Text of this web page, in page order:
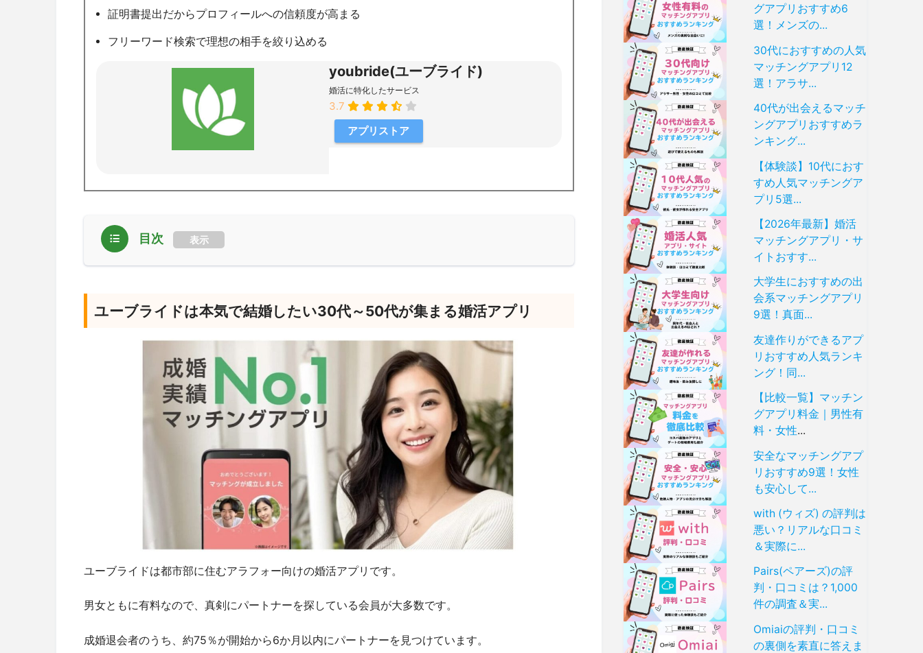
証明書提出だからプロフィールへの信頼度が高まる
フリーワード検索で理想の相手を絞り込める
youbride(ユーブライド)
婚活に特化したサービス
3.7
アプリストア
目次 表示
ユーブライドは本気で結婚したい30代～50代が集まる婚活アプリ
ユーブライドは都市部に住むアラフォー向けの婚活アプリです。
男女ともに有料なので、真剣にパートナーを探している会員が大多数です。
成婚退会者のうち、約75％が開始から6か月以内にパートナーを見つけています。
グアプリおすすめ6
選！メンズの...
30代におすすめの人気
マッチングアプリ12
選！アラサ...
40代が出会えるマッチ
ングアプリおすすめラ
ンキング...
【体験談】10代におす
すめ人気マッチングア
プリ5選...
【2026年最新】婚活
マッチングアプリ・サ
イトおすす...
大学生におすすめの出
会系マッチングアプリ
9選！真面...
友達作りができるアプ
リおすすめ人気ランキ
ング！同...
【比較一覧】マッチン
グアプリ料金｜男性有
料・女性...
安全なマッチングアプ
リおすすめ9選！女性
も安心して...
with (ウィズ) の評判は
悪い？リアルな口コミ
＆実際に...
Pairs(ペアーズ)の評
判・口コミは？1,000
件の調査＆実...
Omiaiの評判・口コミ
の裏側を素直に答えま